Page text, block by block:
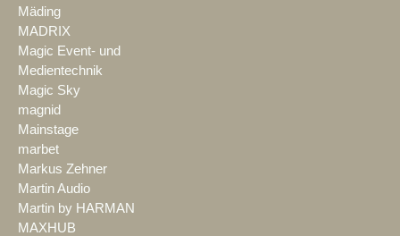
Mäding
MADRIX
Magic Event- und
Medientechnik
Magic Sky
magnid
Mainstage
marbet
Markus Zehner
Martin Audio
Martin by HARMAN
MAXHUB